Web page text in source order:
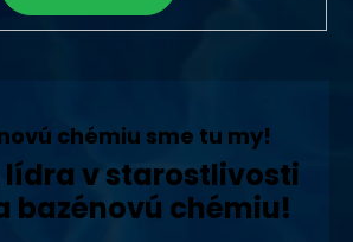
chémiu sme tu my!
v starostlivosti
bazénovú chémiu!